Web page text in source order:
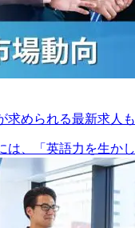
求められる最新求人
は、「英語力を生か